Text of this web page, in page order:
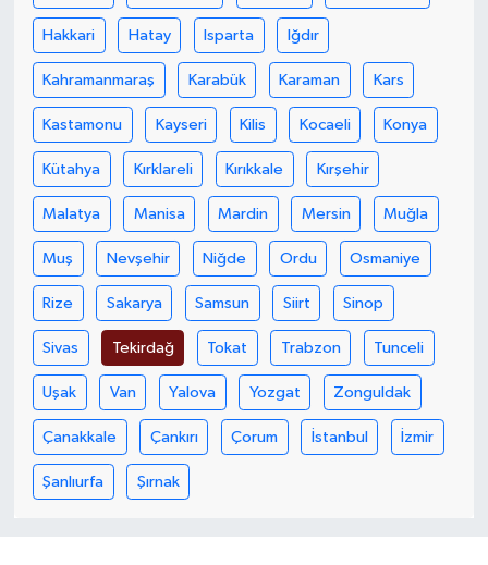
Hakkari Hatay Isparta Iğdır
Kahramanmaraş Karabük Karaman Kars
Kastamonu Kayseri Kilis Kocaeli Konya
Kütahya Kırklareli Kırıkkale Kırşehir
Malatya Manisa Mardin Mersin Muğla
Muş Nevşehir Niğde Ordu Osmaniye
Rize Sakarya Samsun Siirt Sinop
Sivas Tekirdağ Tokat Trabzon Tunceli
Uşak Van Yalova Yozgat Zonguldak
Çanakkale Çankırı Çorum İstanbul İzmir
Şanlıurfa Şırnak